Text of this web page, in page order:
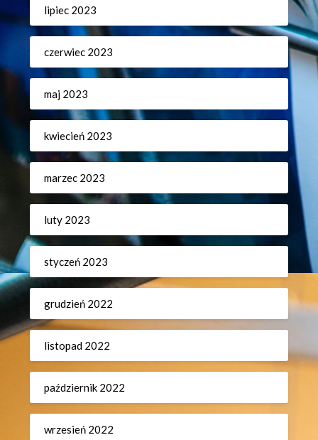
lipiec 2023
czerwiec 2023
maj 2023
kwiecień 2023
marzec 2023
luty 2023
styczeń 2023
grudzień 2022
listopad 2022
październik 2022
wrzesień 2022